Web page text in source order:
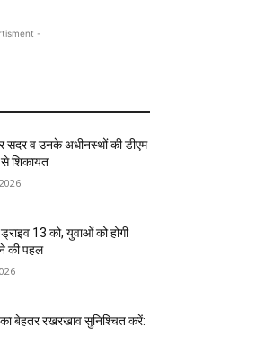
-
सदर व उनके अधीनस्थों की डीएम
शिकायत
13 को, युवाओं को होगी
की पहल
बेहतर रखरखाव सुनिश्चित करें: